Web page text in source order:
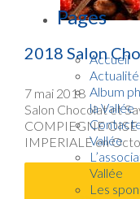
2018 Salon
7 mai 2018
Salon Chocolat et
COMPIEGNE
IMPERIALE en
Pages
Accueil
Actualité
Album
la Vallée
Vallée
Vallée
Les